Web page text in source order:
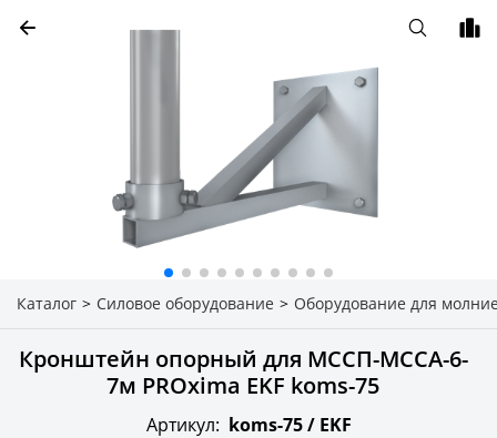
Каталог > Силовое оборудование > Оборудование для
Кронштейн опорный для МССП-МССА-6-
7м PROxima EKF koms-75
Артикул: koms-75 / EKF